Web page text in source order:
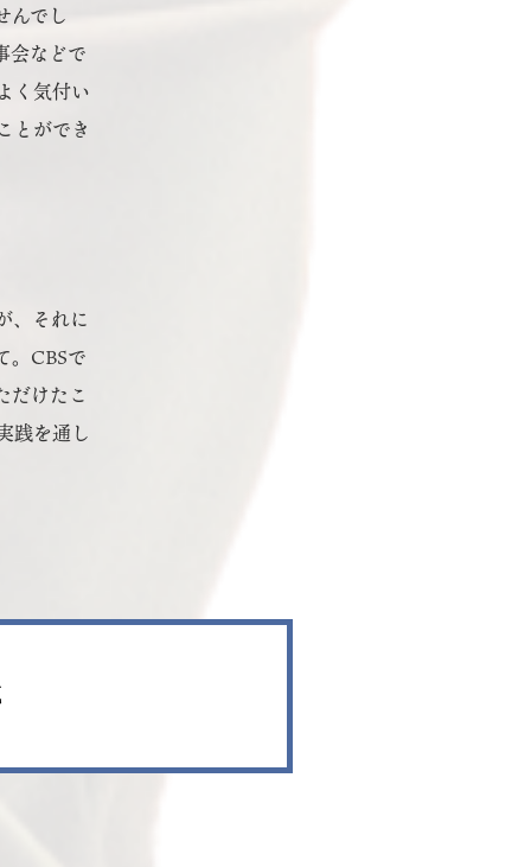
んでし
会などで
く気付い
とができ
、それに
。CBSで
だけたこ
践を通し